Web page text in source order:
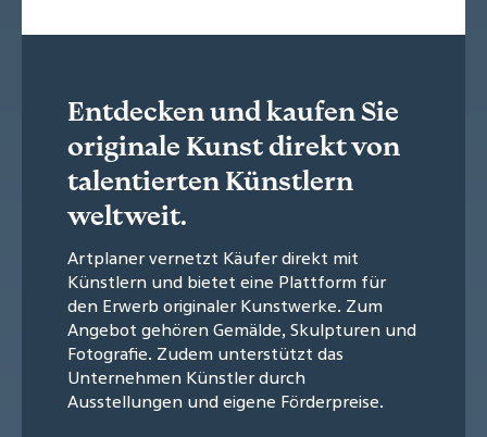
Entdecken und kaufen Sie
originale Kunst direkt von
talentierten Künstlern
weltweit.
Artplaner vernetzt Käufer direkt mit
Künstlern und bietet eine Plattform für
den Erwerb originaler Kunstwerke. Zum
Angebot gehören Gemälde, Skulpturen und
Fotografie. Zudem unterstützt das
Unternehmen Künstler durch
Ausstellungen und eigene Förderpreise.